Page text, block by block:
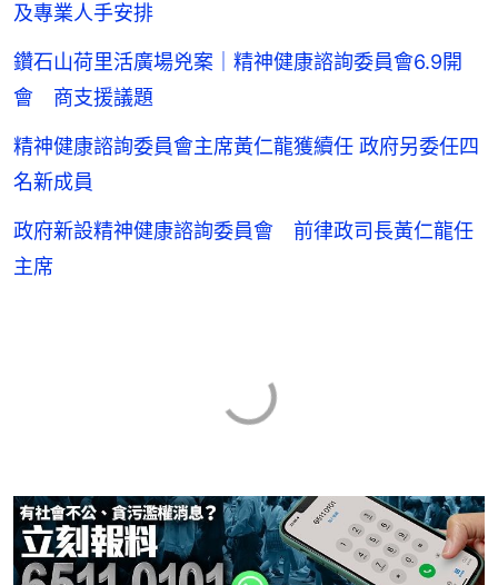
及專業人手安排
鑽石山荷里活廣場兇案｜精神健康諮詢委員會6.9開
會 商支援議題
精神健康諮詢委員會主席黃仁龍獲續任 政府另委任四
名新成員
政府新設精神健康諮詢委員會 前律政司長黃仁龍任
主席